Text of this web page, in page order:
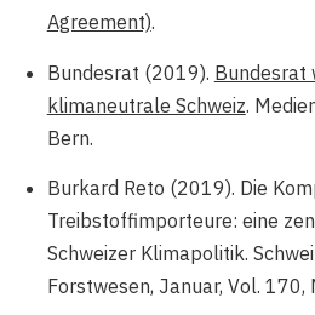
Agreement).
Bundesrat (2019). Bundesrat
klimaneutrale Schweiz.
Bern.
Burkard Reto (2019). Die
Treibstoffimporteure: eine
Schweizer Klimapolitik.
Forstwesen, Januar, Vol. 170,